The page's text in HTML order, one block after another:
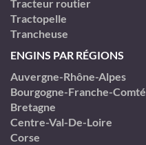
Tracteur routier
Tractopelle
Trancheuse
ENGINS PAR RÉGIONS
Auvergne-Rhône-Alpes
Bourgogne-Franche-Comté
Bretagne
Centre-Val-De-Loire
Corse